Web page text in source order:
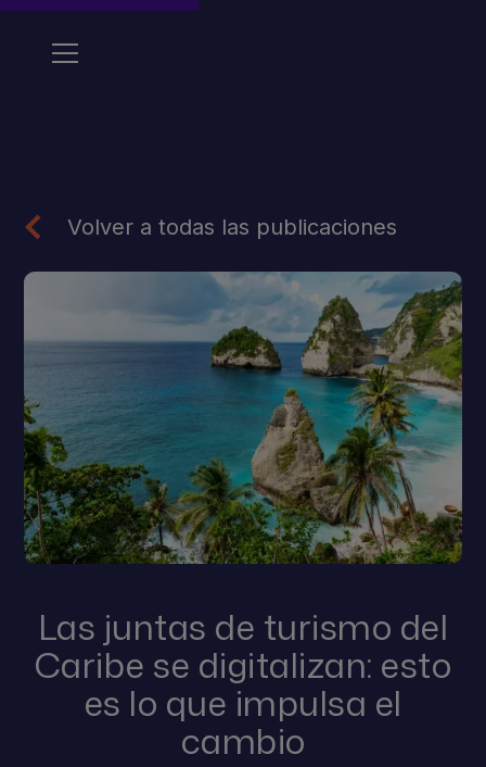
Volver a todas las publicaciones
Las juntas de turismo del
Caribe se digitalizan: esto
es lo que impulsa el
cambio